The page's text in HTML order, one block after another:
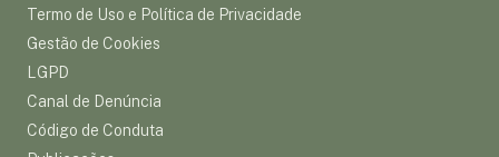
Termo de Uso e Política de Privacidade
Gestão de Cookies
LGPD
Canal de Denúncia
Código de Conduta